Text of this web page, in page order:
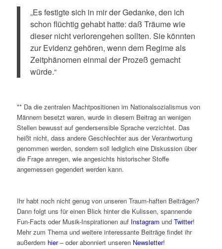
„Es festigte sich in mir der Gedanke, den ich
schon flüchtig gehabt hatte: daß Träume wie
dieser nicht verlorengehen sollten. Sie könnten
zur Evidenz gehören, wenn dem Regime als
Zeitphänomen einmal der Prozeß gemacht
würde.“
** Da die zentralen Machtpositionen im Nationalsozialismus von
Männern besetzt waren, wurde in diesem Beitrag an wenigen
Stellen bewusst auf gendersensible Sprache verzichtet. Das
heißt nicht, dass andere Geschlechter aus der Verantwortung
genommen werden, sondern soll lediglich eine Diskussion über
die Frage anregen, wie angesichts historischer Stoffe
angemessen gegendert werden kann.
Ihr habt noch nicht genug von unseren Traum-haften Beiträgen?
Dann folgt uns für einen Blick hinter die Kulissen, spannende
Fun-Facts oder Musik-Inspirationen auf Instagram und Twitter!
Mehr zum Thema und weitere interessante Beiträge findet ihr
außerdem hier– oder abonniert unseren Newsletter!